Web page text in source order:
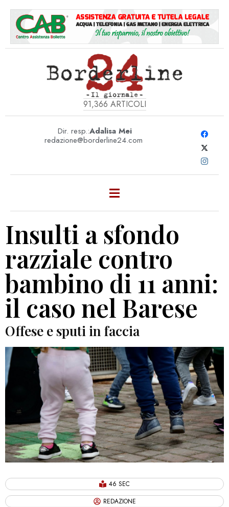
91,366 ARTICOLI
Dir. resp.:Adalisa Mei
redazione@borderline24.com
Insulti a sfondo
razziale contro
bambino di 11 anni:
il caso nel Barese
Offese e sputi in faccia
46 SEC
REDAZIONE